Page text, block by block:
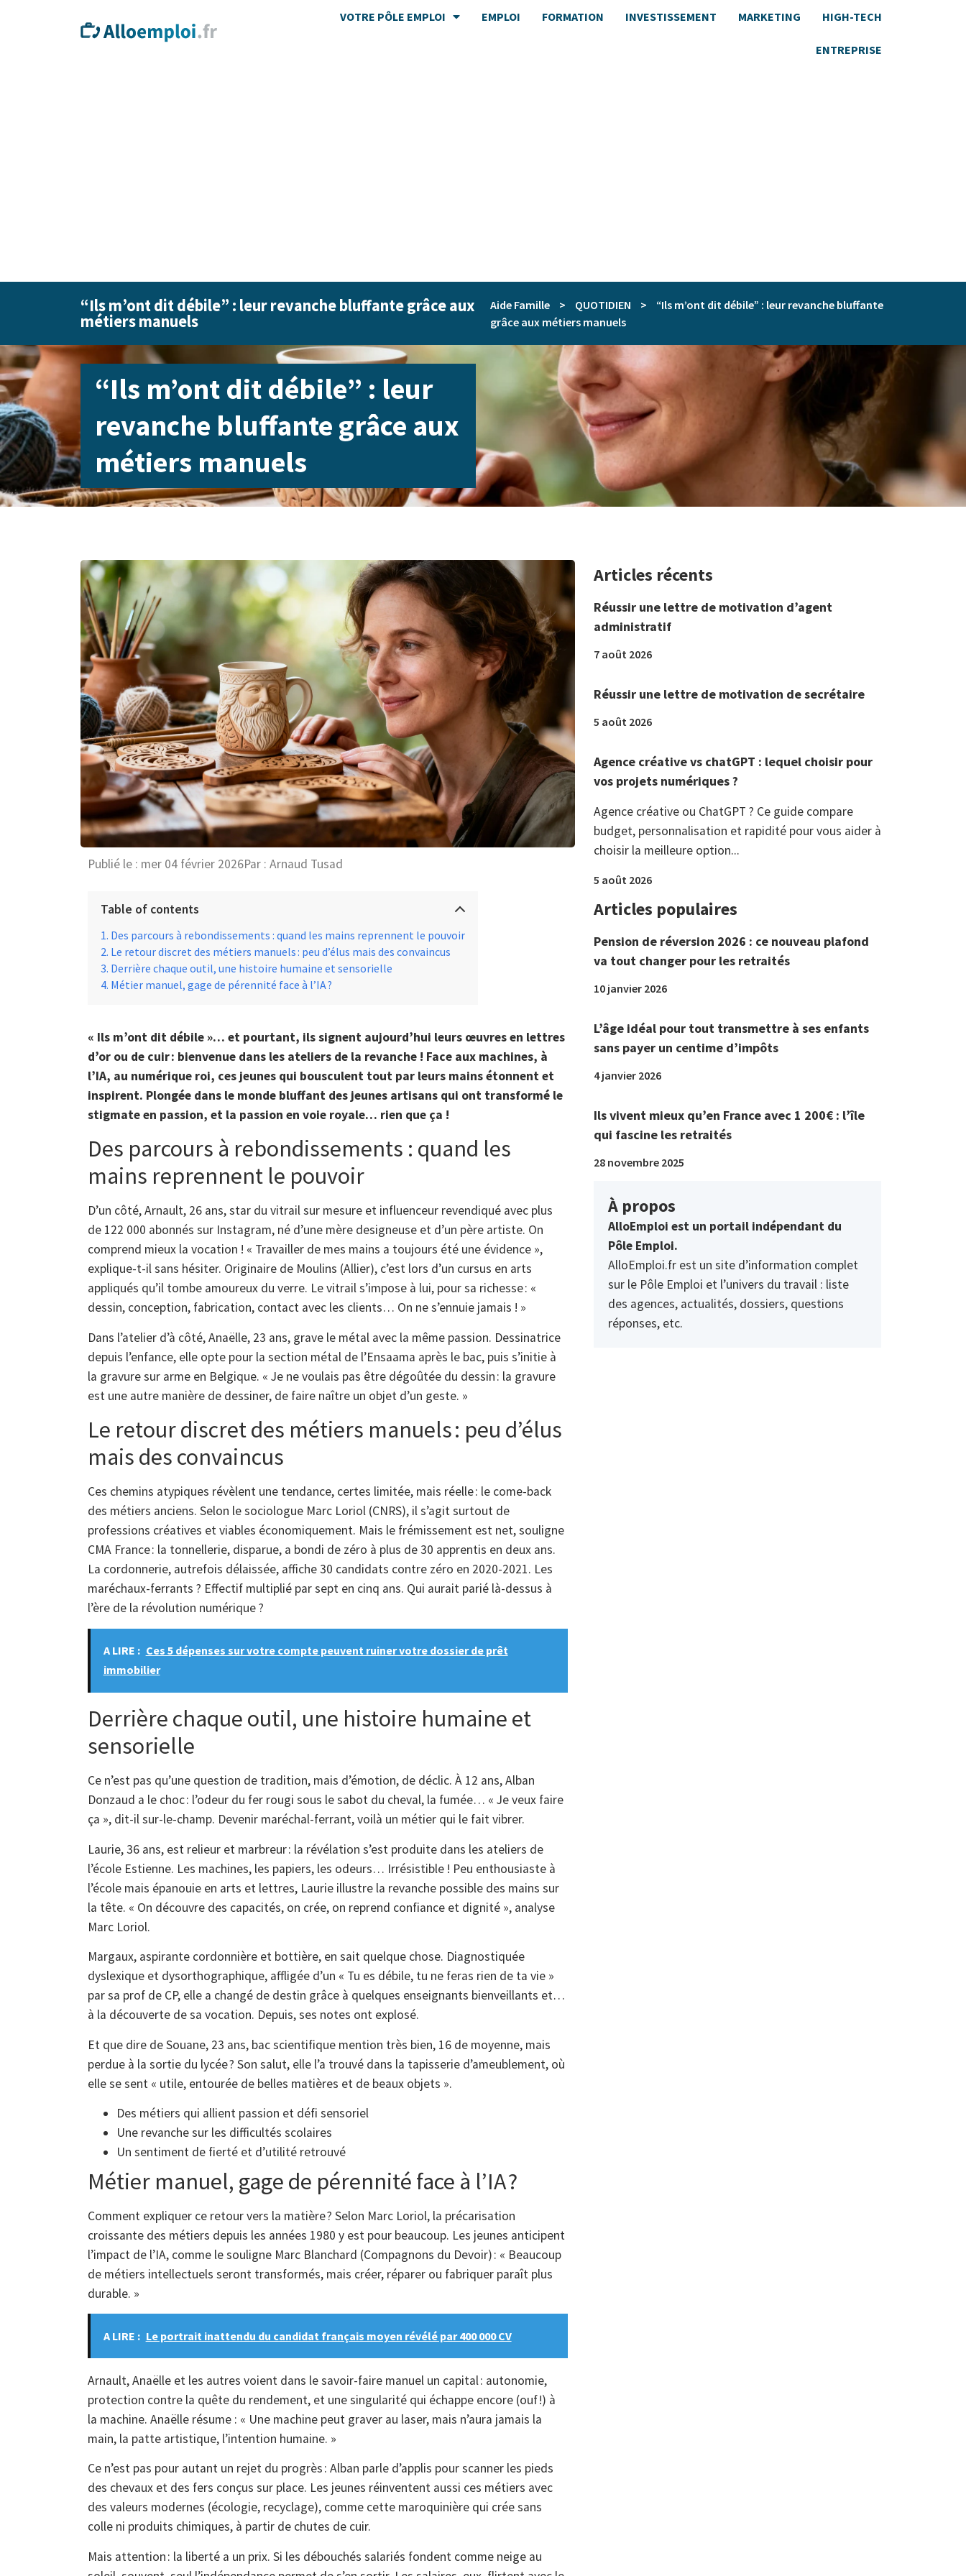
VOTRE PÔLE EMPLOI EMPLOI FORMATION INVESTISSEMENT MARKETING HIGH-TECH
ENTREPRISE
“Ils m’ont dit débile” : leur revanche bluffante grâce aux
métiers manuels
Aide Famille > QUOTIDIEN >
“Ils m’ont dit débile” : leur revanche bluffante
grâce aux métiers manuels
“Ils m’ont dit débile” : leur
revanche bluffante grâce aux
métiers manuels
Publié le : mer 04 février 2026Par : Arnaud Tusad
Table of contents
Des parcours à rebondissements : quand les mains reprennent le pouvoir
Le retour discret des métiers manuels : peu d’élus mais des convaincus
Derrière chaque outil, une histoire humaine et sensorielle
Métier manuel, gage de pérennité face à l’IA ?
« Ils m’ont dit débile »… et pourtant, ils signent aujourd’hui leurs œuvres en lettres
d’or ou de cuir : bienvenue dans les ateliers de la revanche ! Face aux machines, à
l’IA, au numérique roi, ces jeunes qui bousculent tout par leurs mains étonnent et
inspirent. Plongée dans le monde bluffant des jeunes artisans qui ont transformé le
stigmate en passion, et la passion en voie royale… rien que ça !
Des parcours à rebondissements : quand les
mains reprennent le pouvoir
D’un côté, Arnault, 26 ans, star du vitrail sur mesure et influenceur revendiqué avec plus
de 122 000 abonnés sur Instagram, né d’une mère designeuse et d’un père artiste. On
comprend mieux la vocation ! « Travailler de mes mains a toujours été une évidence »,
explique-t-il sans hésiter. Originaire de Moulins (Allier), c’est lors d’un cursus en arts
appliqués qu’il tombe amoureux du verre. Le vitrail s’impose à lui, pour sa richesse : «
dessin, conception, fabrication, contact avec les clients… On ne s’ennuie jamais ! »
Dans l’atelier d’à côté, Anaëlle, 23 ans, grave le métal avec la même passion. Dessinatrice
depuis l’enfance, elle opte pour la section métal de l’Ensaama après le bac, puis s’initie à
la gravure sur arme en Belgique. « Je ne voulais pas être dégoûtée du dessin : la gravure
est une autre manière de dessiner, de faire naître un objet d’un geste. »
Le retour discret des métiers manuels : peu d’élus
mais des convaincus
Ces chemins atypiques révèlent une tendance, certes limitée, mais réelle : le come-back
des métiers anciens. Selon le sociologue Marc Loriol (CNRS), il s’agit surtout de
professions créatives et viables économiquement. Mais le frémissement est net, souligne
CMA France : la tonnellerie, disparue, a bondi de zéro à plus de 30 apprentis en deux ans.
La cordonnerie, autrefois délaissée, affiche 30 candidats contre zéro en 2020-2021. Les
maréchaux-ferrants ? Effectif multiplié par sept en cinq ans. Qui aurait parié là-dessus à
l’ère de la révolution numérique ?
A LIRE : Ces 5 dépenses sur votre compte peuvent ruiner votre dossier de prêt
immobilier
Derrière chaque outil, une histoire humaine et
sensorielle
Ce n’est pas qu’une question de tradition, mais d’émotion, de déclic. À 12 ans, Alban
Donzaud a le choc : l’odeur du fer rougi sous le sabot du cheval, la fumée… « Je veux faire
ça », dit-il sur-le-champ. Devenir maréchal-ferrant, voilà un métier qui le fait vibrer.
Laurie, 36 ans, est relieur et marbreur : la révélation s’est produite dans les ateliers de
l’école Estienne. Les machines, les papiers, les odeurs… Irrésistible ! Peu enthousiaste à
l’école mais épanouie en arts et lettres, Laurie illustre la revanche possible des mains sur
la tête. « On découvre des capacités, on crée, on reprend confiance et dignité », analyse
Marc Loriol.
Margaux, aspirante cordonnière et bottière, en sait quelque chose. Diagnostiquée
dyslexique et dysorthographique, affligée d’un « Tu es débile, tu ne feras rien de ta vie »
par sa prof de CP, elle a changé de destin grâce à quelques enseignants bienveillants et…
à la découverte de sa vocation. Depuis, ses notes ont explosé.
Et que dire de Souane, 23 ans, bac scientifique mention très bien, 16 de moyenne, mais
perdue à la sortie du lycée ? Son salut, elle l’a trouvé dans la tapisserie d’ameublement, où
elle se sent « utile, entourée de belles matières et de beaux objets ».
Des métiers qui allient passion et défi sensoriel
Une revanche sur les difficultés scolaires
Un sentiment de fierté et d’utilité retrouvé
Métier manuel, gage de pérennité face à l’IA ?
Comment expliquer ce retour vers la matière ? Selon Marc Loriol, la précarisation
croissante des métiers depuis les années 1980 y est pour beaucoup. Les jeunes anticipent
l’impact de l’IA, comme le souligne Marc Blanchard (Compagnons du Devoir) : « Beaucoup
de métiers intellectuels seront transformés, mais créer, réparer ou fabriquer paraît plus
durable. »
A LIRE : Le portrait inattendu du candidat français moyen révélé par 400 000 CV
Arnault, Anaëlle et les autres voient dans le savoir-faire manuel un capital : autonomie,
protection contre la quête du rendement, et une singularité qui échappe encore (ouf !) à
la machine. Anaëlle résume : « Une machine peut graver au laser, mais n’aura jamais la
main, la patte artistique, l’intention humaine. »
Ce n’est pas pour autant un rejet du progrès : Alban parle d’applis pour scanner les pieds
des chevaux et des fers conçus sur place. Les jeunes réinventent aussi ces métiers avec
des valeurs modernes (écologie, recyclage), comme cette maroquinière qui crée sans
colle ni produits chimiques, à partir de chutes de cuir.
Mais attention : la liberté a un prix. Si les débouchés salariés fondent comme neige au
Articles récents
Réussir une lettre de motivation d’agent
administratif
7 août 2026
Réussir une lettre de motivation de secrétaire
5 août 2026
Agence créative vs chatGPT : lequel choisir pour
vos projets numériques ?
Agence créative ou ChatGPT ? Ce guide compare
budget, personnalisation et rapidité pour vous aider à
choisir la meilleure option...
5 août 2026
Articles populaires
Pension de réversion 2026 : ce nouveau plafond
va tout changer pour les retraités
10 janvier 2026
L’âge idéal pour tout transmettre à ses enfants
sans payer un centime d’impôts
4 janvier 2026
Ils vivent mieux qu’en France avec 1 200€ : l’île
qui fascine les retraités
28 novembre 2025
À propos
AlloEmploi est un portail indépendant du
Pôle Emploi.
AlloEmploi.fr est un site d’information complet
sur le Pôle Emploi et l’univers du travail : liste
des agences, actualités, dossiers, questions
réponses, etc.